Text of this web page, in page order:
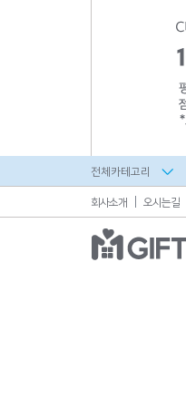
전체카테고리
회사소개 오시는길